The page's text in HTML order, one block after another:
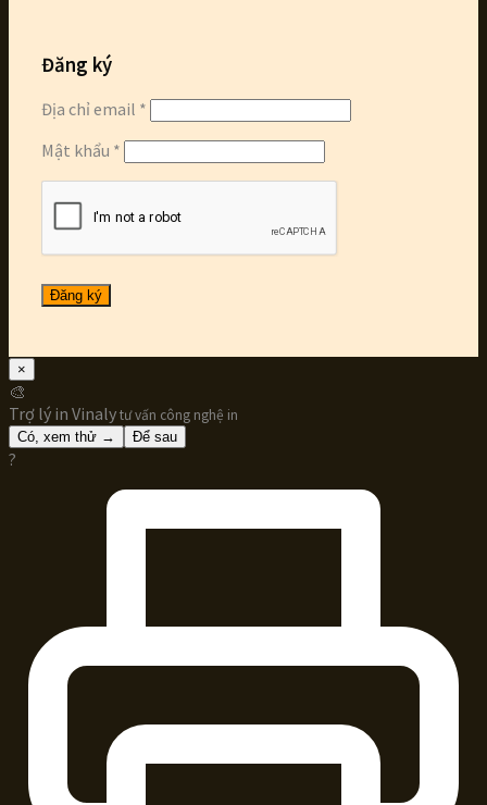
Đăng ký
Địa chỉ email *
Mật khẩu *
Đăng ký
×
🎨
Trợ lý in Vinalytư vấn công nghệ in
Có, xem thử → Để sau
?